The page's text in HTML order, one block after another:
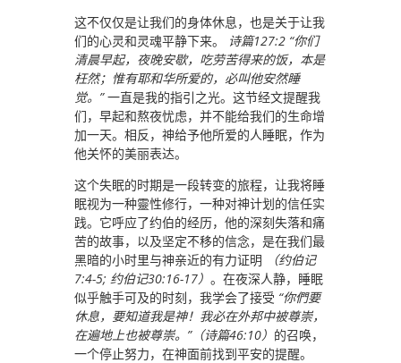
这不仅仅是让我们的身体休息，也是关于让我
们的心灵和灵魂平静下来。
诗篇127:2 “你们
清晨早起，夜晚安歇，吃劳苦得来的饭，本是
枉然；惟有耶和华所爱的，必叫他安然睡
觉。”一直是我的指引之光。这节经文提醒我
们，早起和熬夜忧虑，并不能给我们的生命增
加一天。相反，神给予他所爱的人睡眠，作为
他关怀的美丽表达。
这个失眠的时期是一段转变的旅程，让我将睡
眠视为一种靈性修行，一种对神计划的信任实
践。它呼应了约伯的经历，他的深刻失落和痛
苦的故事，以及坚定不移的信念，是在我们最
黑暗的小时里与神亲近的有力证明 （约伯记
7:4-5; 约伯记30:16-17） 。在夜深人静，睡眠
似乎触手可及的时刻，我学会了接受 “你們要
休息，要知道我是神！我必在外邦中被尊崇，
在遍地上也被尊崇。”（诗篇46:10） 的召唤，
一个停止努力，在神面前找到平安的提醒。